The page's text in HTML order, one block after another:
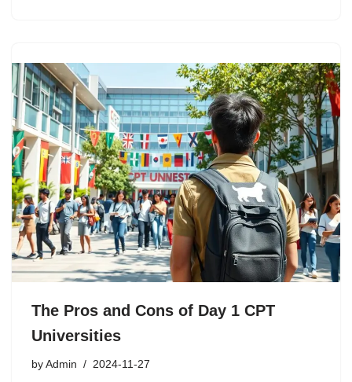
The Pros and Cons of Day 1 CPT
Universities
by Admin 2024-11-27